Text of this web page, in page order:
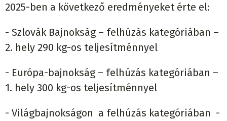
2025-ben a következő eredményeket érte el:
- Szlovák Bajnokság – felhúzás kategóriában –
2. hely 290 kg-os teljesítménnyel
- Európa-bajnokság – felhúzás kategóriában –
1. hely 300 kg-os teljesítménnyel
- Világbajnokságon a felhúzás kategóriában -